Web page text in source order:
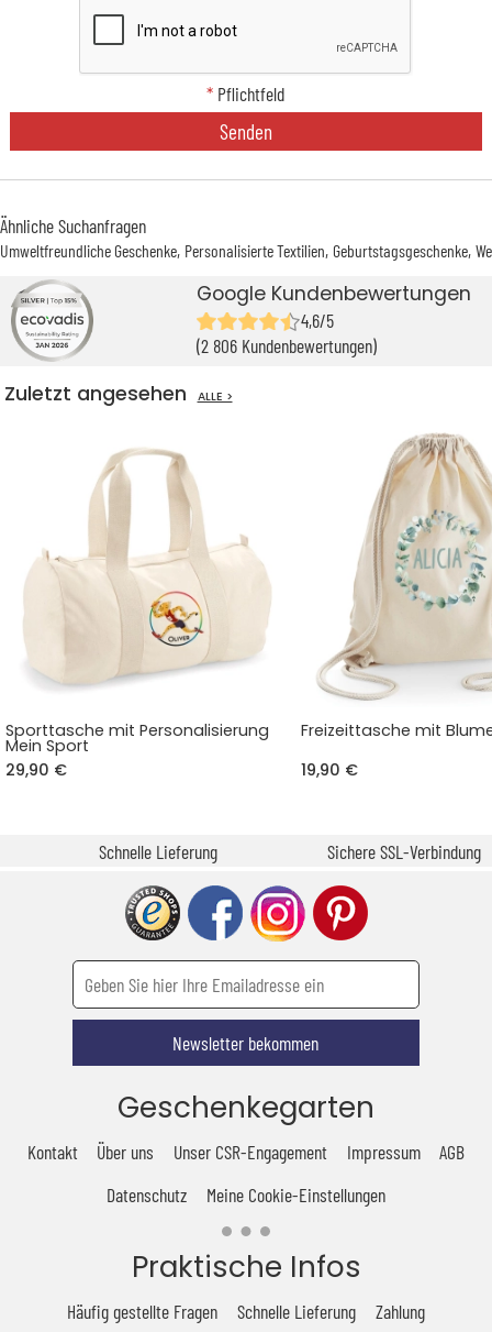
* Pflichtfeld
Senden
Ähnliche Suchanfragen
Umweltfreundliche Geschenke Personalisierte Textilien Geburtstagsgeschenke
Google Kundenbewertungen
4,6/5
(2 806 Kundenbewertungen)
Zuletzt angesehen ALLE >
Sporttasche mit Personalisierung
Mein Sport
29,90 €
Freizeittasche mit
19,90 €
Schnelle Lieferung Sichere SSL-Verbindung
Newsletter bekommen
Geschenkegarten
Kontakt Über uns Unser CSR-Engagement Impressum
AGB
Datenschutz
Meine Cookie-Einstellungen
Praktische Infos
Häufig gestellte Fragen Schnelle Lieferung Zahlung